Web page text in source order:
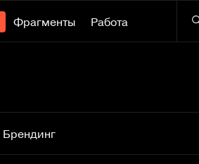
Фрагменты Работа
Брендинг